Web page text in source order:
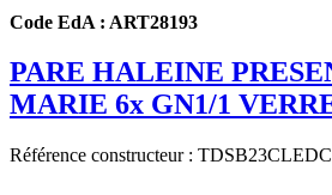
Code EdA : ART28193
PARE HALEINE
MARIE 6x GN1/1
Référence constructeur :